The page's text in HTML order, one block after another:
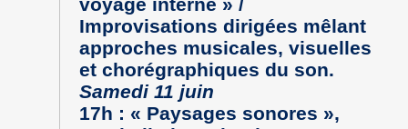
Improvisations dirigées mêlant
approches musicales, visuelles
et chorégraphiques du son.
Samedi 11 juin
17h : « Paysages sonores »,